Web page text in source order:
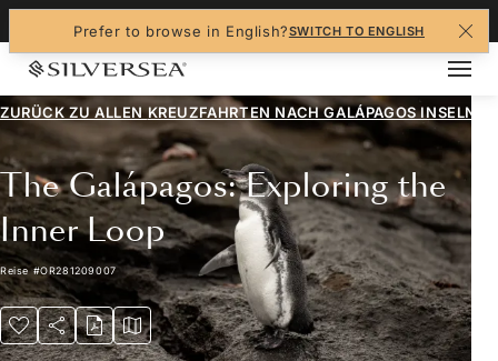
Prefer to browse in English?SWITCH TO ENGLISH
ZURÜCK ZU ALLENKREUZFAHRTEN NACH GALÁPAGOS INSELN
The Galápagos: Exploring the
Inner Loop
Reise#OR281209007